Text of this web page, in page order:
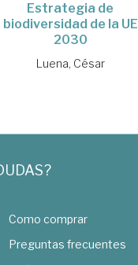
Estrategia de
biodiversidad de la UE
2030
Luena, César
Como comprar
Preguntas frecuentes